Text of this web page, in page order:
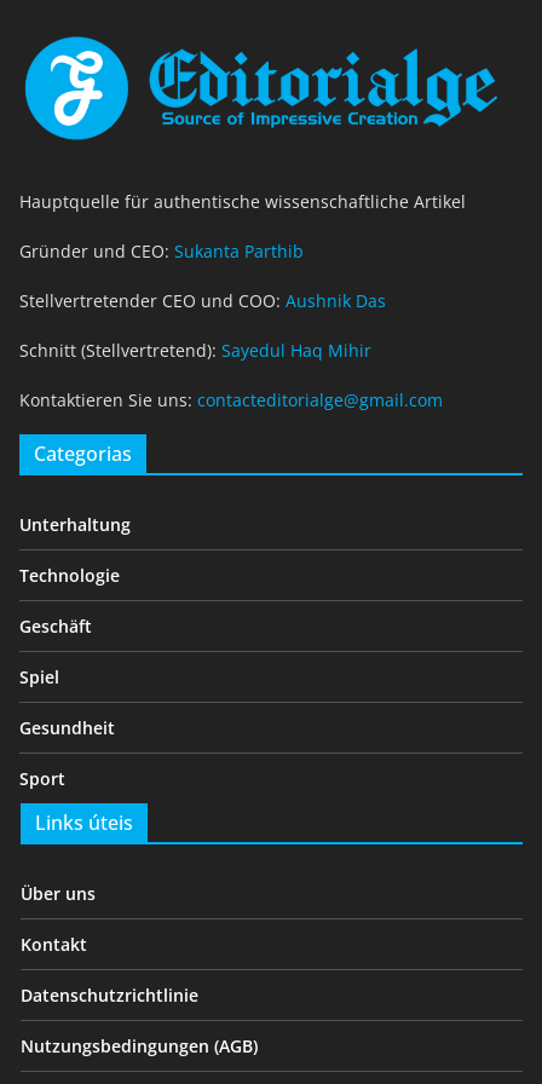
Hauptquelle für authentische wissenschaftliche Artikel
Gründer und CEO: Sukanta Parthib
Stellvertretender CEO und COO: Aushnik Das
Schnitt (Stellvertretend): Sayedul Haq Mihir
Kontaktieren Sie uns: contacteditorialge@gmail.com
Categorias
Unterhaltung
Technologie
Geschäft
Spiel
Gesundheit
Sport
Links úteis
Über uns
Kontakt
Datenschutzrichtlinie
Nutzungsbedingungen (AGB)